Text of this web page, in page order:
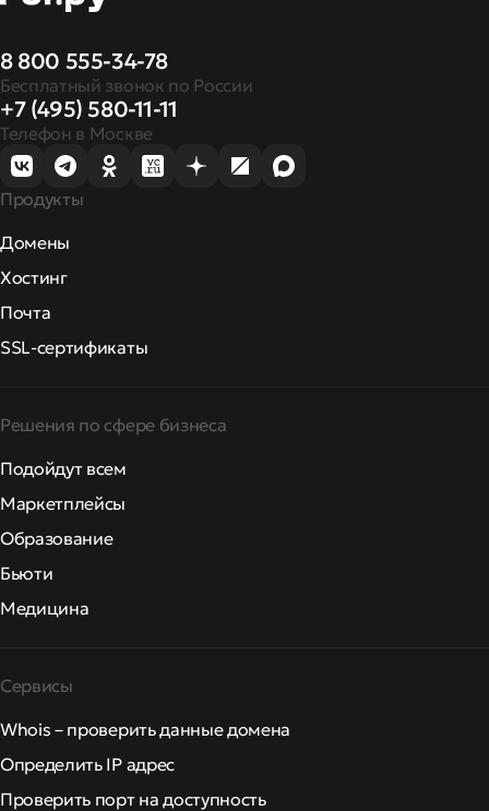
8 800 555-34-78
Бесплатный звонок по России
+7 (495) 580-11-11
Телефон в Москве
Продукты
Домены
Хостинг
Почта
SSL-сертификаты
Решения по сфере бизнеса
Подойдут всем
Маркетплейсы
Образование
Бьюти
Медицина
Сервисы
Whois – проверить данные домена
Определить IP адрес
Проверить порт на доступность